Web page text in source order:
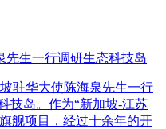
先生一行调研生态科技岛
驻华大使陈海泉先生一行
技岛。作为“新加坡-江苏
舰项目，经过十余年的开